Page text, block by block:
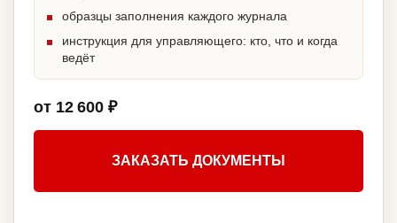
образцы заполнения каждого журнала
инструкция для управляющего: кто, что и когда
ведёт
от 12 600 ₽
ЗАКАЗАТЬ ДОКУМЕНТЫ